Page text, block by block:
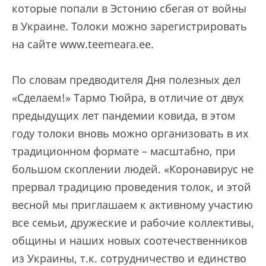
которые попали в Эстонию сбегая от войны
в Украине. Толоки можно зарегистрировать
на сайте www.teemeara.ee.
По словам предводителя Дня полезных дел
«Сделаем!» Тармо Тюйра, в отличие от двух
предыдущих лет пандемии ковида, в этом
году толоки вновь можно организовать в их
традиционном формате – масштабно, при
большом скоплении людей. «Коронавирус не
прервал традицию проведения толок, и этой
весной мы приглашаем к активному участию
все семьи, дружеские и рабочие коллективы,
общины и наших новых соотечественников
из Украины, т.к. сотрудничество и единство